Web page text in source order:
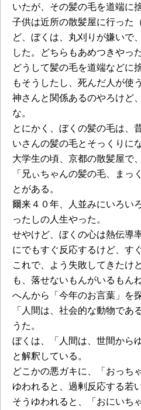
いたが、その髪の毛を道端に
子供は近所の散髪屋に行った
ど、ぼくは、丸刈りが嫌いで
した。どちらもあめつきやっ
どうして髪の毛を道端などに
もそうしたし、死んだ人が使
神さんと関係あるのやろけど
な。
とにかく、ぼくの髪の毛は、
いさんの髪の毛とそっくりに
大学生の頃、京都の散髪屋で
「兄ぃちゃんの髪の毛、まっ
とがある。
爾来４０年、人並みにいろい
ったしの人生やった。
せやけど、ぼくの心は熱伝導
にでもすぐ反応するけど、す
これで、よう失敗してきたけ
も、落せないもんがいるもん
へんから「今年のお言葉」を
「人間は、社会的な動物であ
うた。
ぼくは、「人間は、世間から
と解釈している。
どこかの悪ガキに、「おっち
ゆわれると、過剰反応する若
そうゆわれると、「おにいち